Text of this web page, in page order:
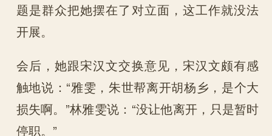
题是群众把她摆在了对立面，这工作就没法
开展。
会后，她跟宋汉文交换意见，宋汉文颇有感
触地说：“雅雯，朱世帮离开胡杨乡，是个大
损失啊。”林雅雯说：“没让他离开，只是暂时
停职。”